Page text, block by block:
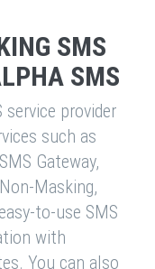
SMS
SMS
service provider
such as
Gateway,
Masking,
to-use SMS
with
You can also